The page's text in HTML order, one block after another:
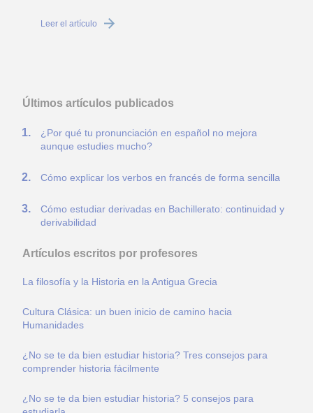
Leer el artículo
Últimos artículos publicados
¿Por qué tu pronunciación en español no mejora
aunque estudies mucho?
Cómo explicar los verbos en francés de forma sencilla
Cómo estudiar derivadas en Bachillerato: continuidad y
derivabilidad
Artículos escritos por profesores
La filosofía y la Historia en la Antigua Grecia
Cultura Clásica: un buen inicio de camino hacia
Humanidades
¿No se te da bien estudiar historia? Tres consejos para
comprender historia fácilmente
¿No se te da bien estudiar historia? 5 consejos para